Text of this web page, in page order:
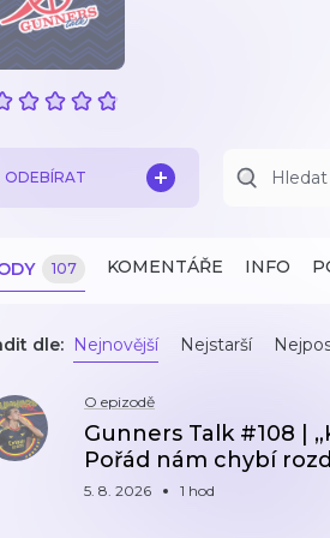
ODEBÍRAT
107 KOMENTÁŘE INFO
dle: Nejnovější Nejstarší
O epizodě
Gunners Talk #108 |
Pořád nám chybí
5. 8. 2026 1 hod